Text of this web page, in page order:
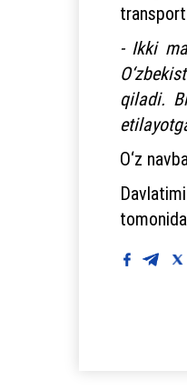
- Ikki
qiladi.
O‘z